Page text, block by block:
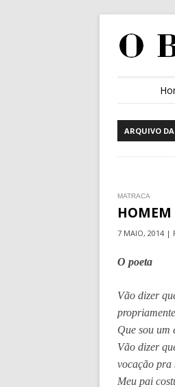
ARQUIVO
MATRACA
HOMEM
7 MAIO, 2014 |
O poeta
Vão dizer
Que sou um
Vão dizer
vocação pra
Meu pai